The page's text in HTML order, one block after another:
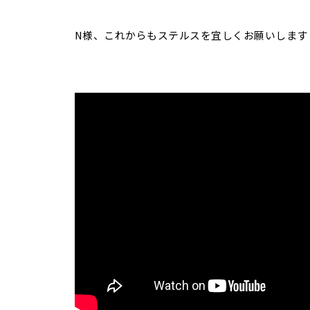
N様、これからもステルスを宜しくお願いしま